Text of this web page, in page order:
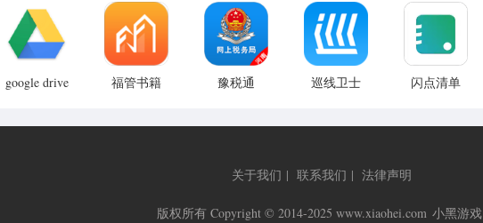
google drive
福管书籍
豫税通
巡线卫士
闪点清单
关于我们 | 联系我们 | 法律声明
版权所有 Copyright © 2014-2025 www.xiaohei.com 小黑游戏